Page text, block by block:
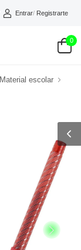
Entrar/ Registrarte
0
Material escolar